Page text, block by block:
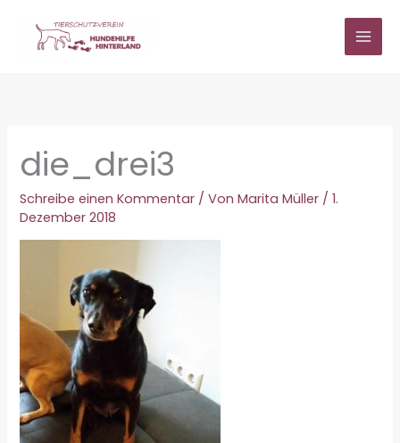
springen
die_drei3
Schreibe einen Kommentar / VonMarita Müller /1.
Dezember 2018